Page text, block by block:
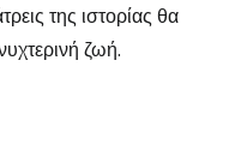
της ιστορίας θα
ζωή.